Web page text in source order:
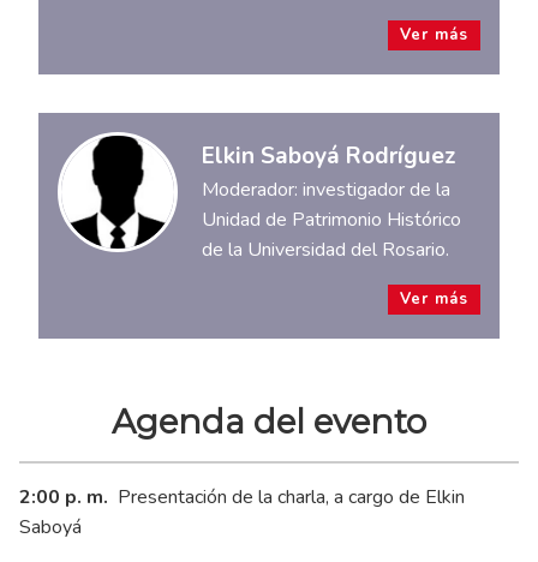
Ver más
Elkin Saboyá Rodríguez
Moderador: investigador de la
Unidad de Patrimonio Histórico
de la Universidad del Rosario.
Ver más
Agenda del evento
2:00 p. m. Presentación de la charla, a cargo de Elkin
Saboyá